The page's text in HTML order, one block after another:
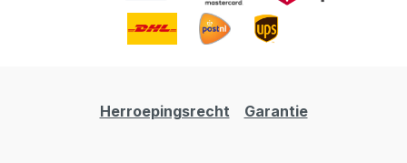
Herroepingsrecht Garantie